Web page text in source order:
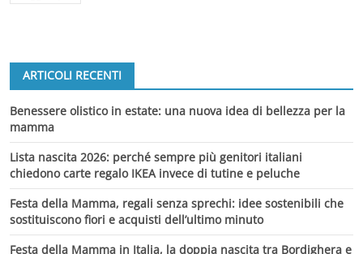
ARTICOLI RECENTI
Benessere olistico in estate: una nuova idea di bellezza per la
mamma
Lista nascita 2026: perché sempre più genitori italiani
chiedono carte regalo IKEA invece di tutine e peluche
Festa della Mamma, regali senza sprechi: idee sostenibili che
sostituiscono fiori e acquisti dell’ultimo minuto
Festa della Mamma in Italia, la doppia nascita tra Bordighera e